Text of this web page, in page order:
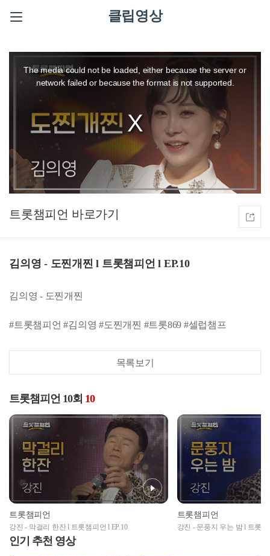
클립영상
The media could not be loaded, either because the server or
network failed or because the format is not supported.
트롯챔피언
김의영 - 도찐개찐 l 트롯챔피언 l EP.10
김의영 - 도찐개찐
#트롯챔피언 #김의영 #도찐개찐 #트롯869 #셀럽챔프
목록보기
트롯챔피언 10회 10
트롯챔피언
강진 - 막걸리 한잔 l 트롯챔피언 l EP.10
트롯챔피언
강진 - 문풍지 우는 밤 l 트롯챔
인기 추천 영상